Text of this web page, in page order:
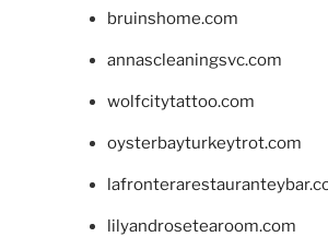
bruinshome.com
annascleaningsvc.com
wolfcitytattoo.com
oysterbayturkeytrot.com
lilyandrosetearoom.com